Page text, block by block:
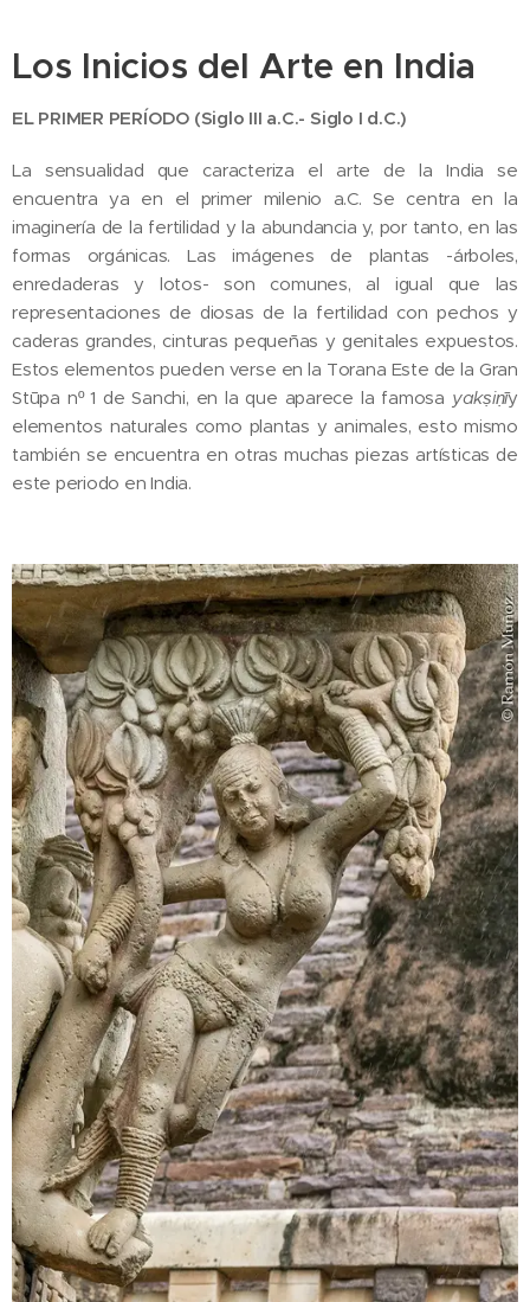
Los Inicios del Arte en India
EL PRIMER PERÍODO (Siglo III a.C.- Siglo I d.C.)
La sensualidad que caracteriza el arte de la India se
encuentra ya en el primer milenio a.C. Se centra en la
imaginería de la fertilidad y la abundancia y, por tanto, en las
formas orgánicas. Las imágenes de plantas -árboles,
enredaderas y lotos- son comunes, al igual que las
representaciones de diosas de la fertilidad con pechos y
caderas grandes, cinturas pequeñas y genitales expuestos.
Estos elementos pueden verse en la Torana Este de la Gran
Stūpa nº 1 de Sanchi, en la que aparece la famosa yakṣiṇīy
elementos naturales como plantas y animales, esto mismo
también se encuentra en otras muchas piezas artísticas de
este periodo en India.